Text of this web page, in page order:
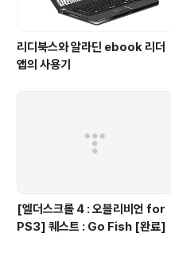
리디북스와 알라딘 ebook 리더
앱의 사용기
[엘더스크롤 4 : 오블리비언 for
PS3] 퀘스트 : Go Fish [완료]